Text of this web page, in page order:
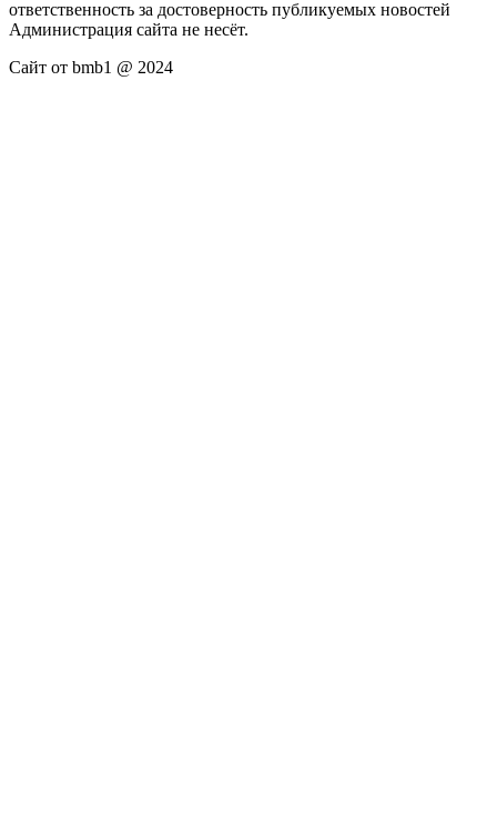
ответственность за достоверность публикуемых новостей
Администрация сайта не несёт.
Сайт от bmb1 @ 2024